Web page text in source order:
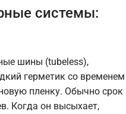
системы:
шины (tubeless),
герметик со временем
пленку. Обычно срок
Когда он высыхает,